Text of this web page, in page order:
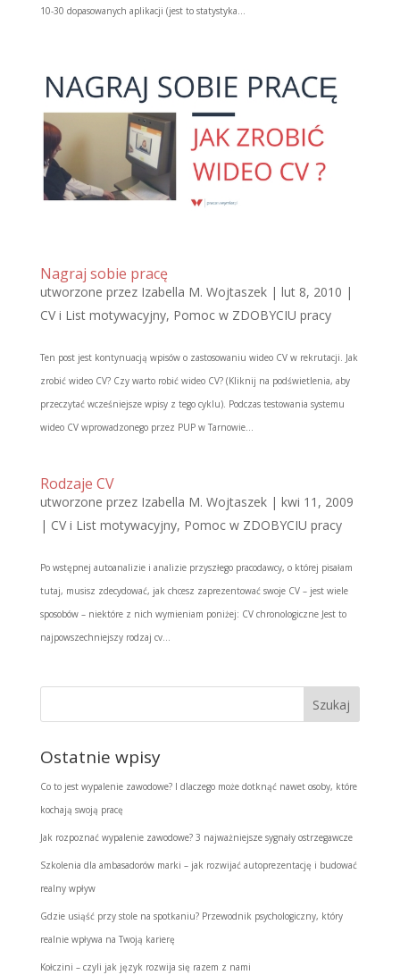
10-30 dopasowanych aplikacji (jest to statystyka...
Nagraj sobie pracę
utworzone przez Izabella M. Wojtaszek| lut 8, 2010 |
CV i List motywacyjny, Pomoc w ZDOBYCIU pracy
Ten post jest kontynuacją wpisów o zastosowaniu wideo CV w rekrutacji. Jak
zrobić wideo CV? Czy warto robić wideo CV? (Kliknij na podświetlenia, aby
przeczytać wcześniejsze wpisy z tego cyklu). Podczas testowania systemu
wideo CV wprowadzonego przez PUP w Tarnowie...
Rodzaje CV
utworzone przez Izabella M. Wojtaszek| kwi 11, 2009
| CV i List motywacyjny, Pomoc w ZDOBYCIU pracy
Po wstępnej autoanalizie i analizie przyszłego pracodawcy, o której pisałam
tutaj, musisz zdecydować, jak chcesz zaprezentować swoje CV – jest wiele
sposobów – niektóre z nich wymieniam poniżej: CV chronologiczne Jest to
najpowszechniejszy rodzaj cv...
Ostatnie wpisy
Co to jest wypalenie zawodowe? I dlaczego może dotknąć nawet osoby, które
kochają swoją pracę
Jak rozpoznać wypalenie zawodowe? 3 najważniejsze sygnały ostrzegawcze
Szkolenia dla ambasadorów marki – jak rozwijać autoprezentację i budować
realny wpływ
Gdzie usiąść przy stole na spotkaniu? Przewodnik psychologiczny, który
realnie wpływa na Twoją karierę
Kołczini – czyli jak język rozwija się razem z nami